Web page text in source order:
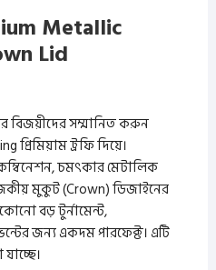
Metallic
Lid
বিজয়ীদের সম্মানিত করুন
প্রিমিয়াম ট্রফি দিয়ে।
চমৎকার মেটালিক
মুকুট (Crown) ডিজাইনের
বড় টুর্নামেন্ট,
জন্য একদম পারফেক্ট। এটি